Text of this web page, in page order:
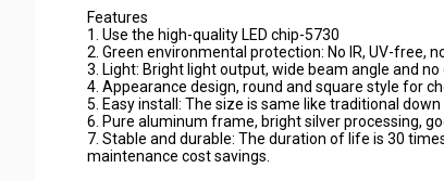
Features
1. Use the high-quality LED chip-5730
2. Green environmental protection: No IR, UV-free,
3. Light: Bright light output, wide beam angle and no
4. Appearance design, round and square style for
5. Easy install: The size is same like traditional
6. Pure aluminum frame, bright silver processing,
7. Stable and durable: The duration of life is 30
maintenance cost savings.